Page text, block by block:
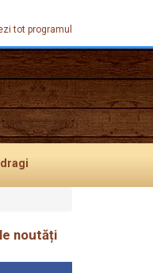
tot programul
noutăți